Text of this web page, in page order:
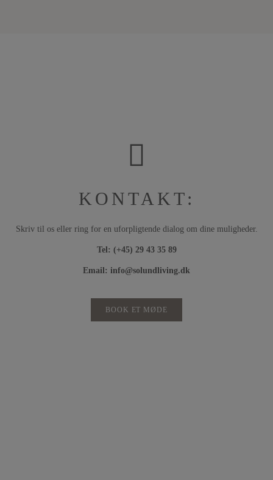
KONTAKT:
Skriv til os eller ring for en uforpligtende dialog om dine muligheder.
Tel: (+45) 29 43 35 89
Email: info@solundliving.dk
BOOK ET MØDE